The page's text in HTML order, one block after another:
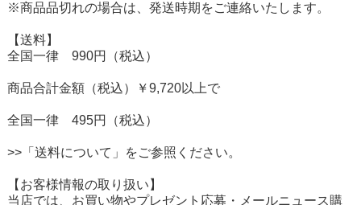
※商品品切れの場合は、発送時期をご連絡いたします。
【送料】
全国一律 990円（税込）
商品合計金額（税込）￥9,720以上で
全国一律 495円（税込）
>>「送料について」をご参照ください。
【お客様情報の取り扱い】
当店では、お買い物やプレゼント応募・メールニュース購